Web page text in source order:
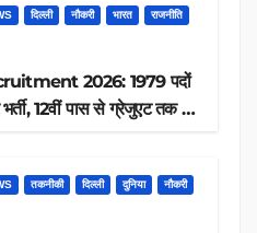
दिल्ली नौकरी भारत राजनीति
2026: 1979 पदों
12वीं पास से ग्रेजुएट तक करें
तकनीकी दिल्ली दुनिया नौकरी